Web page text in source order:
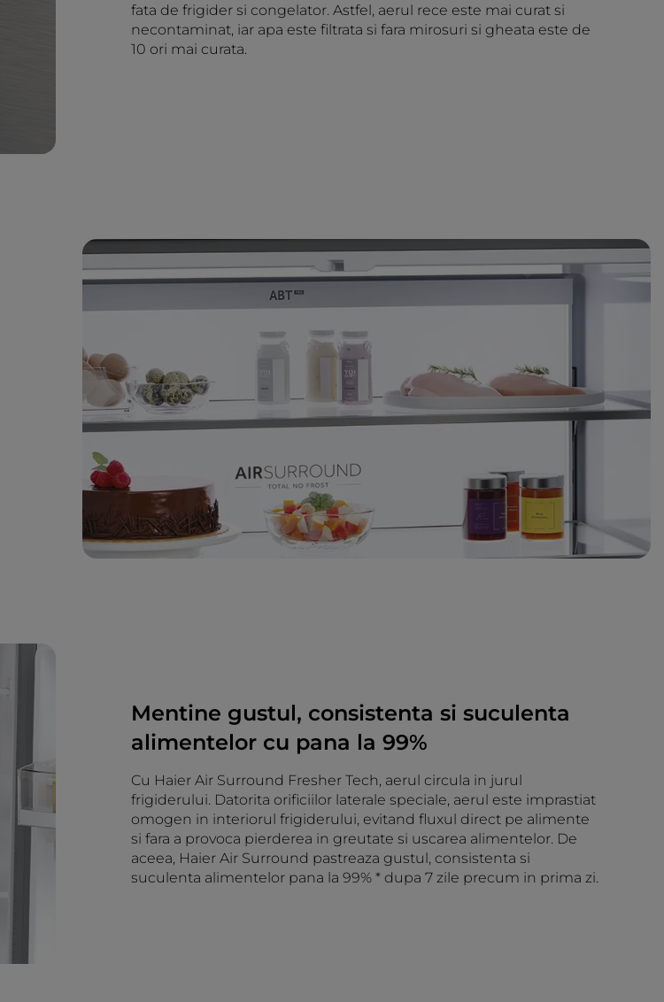
fata de frigider si congelator. Astfel, aerul rece este mai curat si
necontaminat, iar apa este filtrata si fara mirosuri si gheata este de
10 ori mai curata.
Mentine gustul, consistenta si suculenta
alimentelor cu pana la 99%
Cu Haier Air Surround Fresher Tech, aerul circula in jurul
frigiderului. Datorita orificiilor laterale speciale, aerul este imprastiat
omogen in interiorul frigiderului, evitand fluxul direct pe alimente
si fara a provoca pierderea in greutate si uscarea alimentelor. De
aceea, Haier Air Surround pastreaza gustul, consistenta si
suculenta alimentelor pana la 99% * dupa 7 zile precum in prima zi.